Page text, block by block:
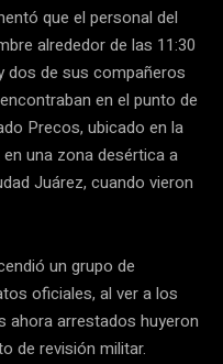
que el personal del
alrededor de las 11:30
dos de sus compañeros
en el punto de
Precos, ubicado en la
una zona desértica a
Juárez, cuando vieron
un grupo de
oficiales, al ver a los
ahora arrestados huyeron
de revisión militar.